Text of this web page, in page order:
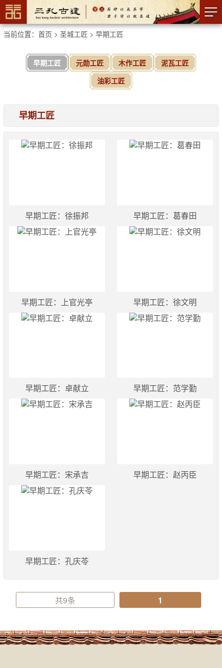
当前位置： 首页 > 圣城工匠 > 早期工匠
早期工匠 元勋工匠 木作工匠
泥瓦工匠
油彩工匠
早期工匠
早期工匠：徐振邦 早期工匠：葛春田
早期工匠：上官光亭 早期工匠：徐文明
早期工匠：卓献立 早期工匠：范学勤
早期工匠：宋承吉 早期工匠：赵丙臣
早期工匠：孔庆苓
共9条 1